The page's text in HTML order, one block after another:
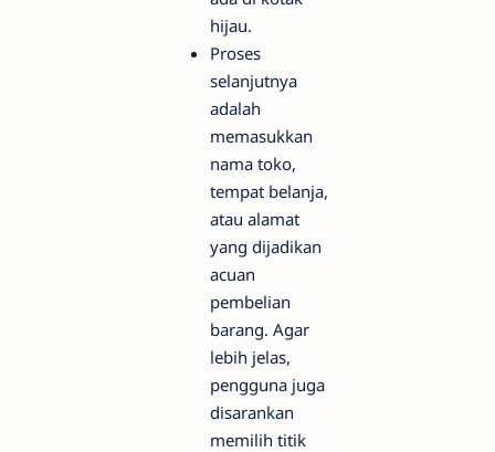
hijau.
Proses
selanjutnya
adalah
memasukkan
nama toko,
tempat belanja,
atau alamat
yang dijadikan
acuan
pembelian
barang. Agar
lebih jelas,
pengguna juga
disarankan
memilih titik